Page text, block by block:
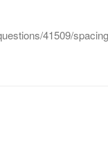
41509/